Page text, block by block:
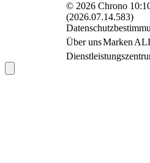
© 2026 Chrono
(2026.07.14.583)
Über unsMarken